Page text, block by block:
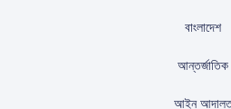
বাংলাদেশ
আন্তর্জাতিক
আইন